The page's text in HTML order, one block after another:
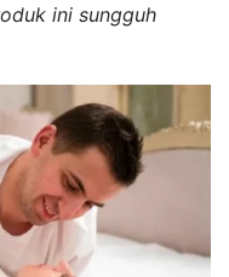
ini sungguh